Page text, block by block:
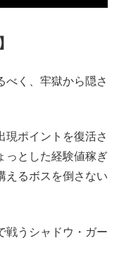
べく、牢獄から隠さ
現ポイントを復活さ
っとした経験値稼ぎ
えるボスを倒さない
戦うシャドウ・ガー